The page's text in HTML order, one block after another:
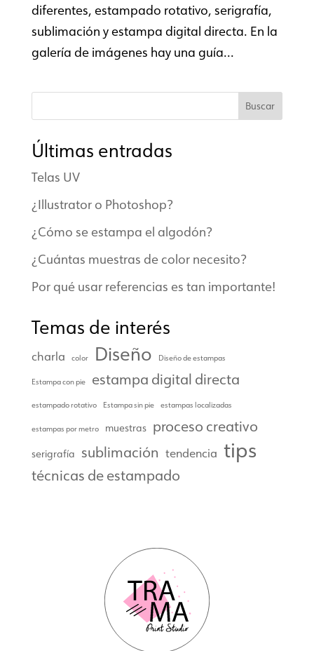
diferentes, estampado rotativo, serigrafía,
sublimación y estampa digital directa. En la
galería de imágenes hay una guía...
Buscar
Últimas entradas
Telas UV
¿Illustrator o Photoshop?
¿Cómo se estampa el algodón?
¿Cuántas muestras de color necesito?
Por qué usar referencias es tan importante!
Temas de interés
charla color Diseño Diseño de estampas
Estampa con pie estampa digital directa
estampado rotativo Estampa sin pie estampas localizadas
estampas por metro muestras proceso creativo
serigrafía sublimación tendencia tips
técnicas de estampado